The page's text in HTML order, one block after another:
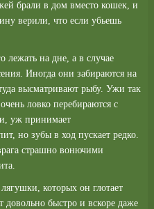
брали в дом вместо кошек, и
верили, что если убьешь
лежать на дне, а в случае
Иногда они забираются на
высматривают рыбу. Ужи так
ловко перебираются с
уж принимает
но зубы в ход пускает редко.
страшно вонючими
которых он глотает
быстро и вскоре даже